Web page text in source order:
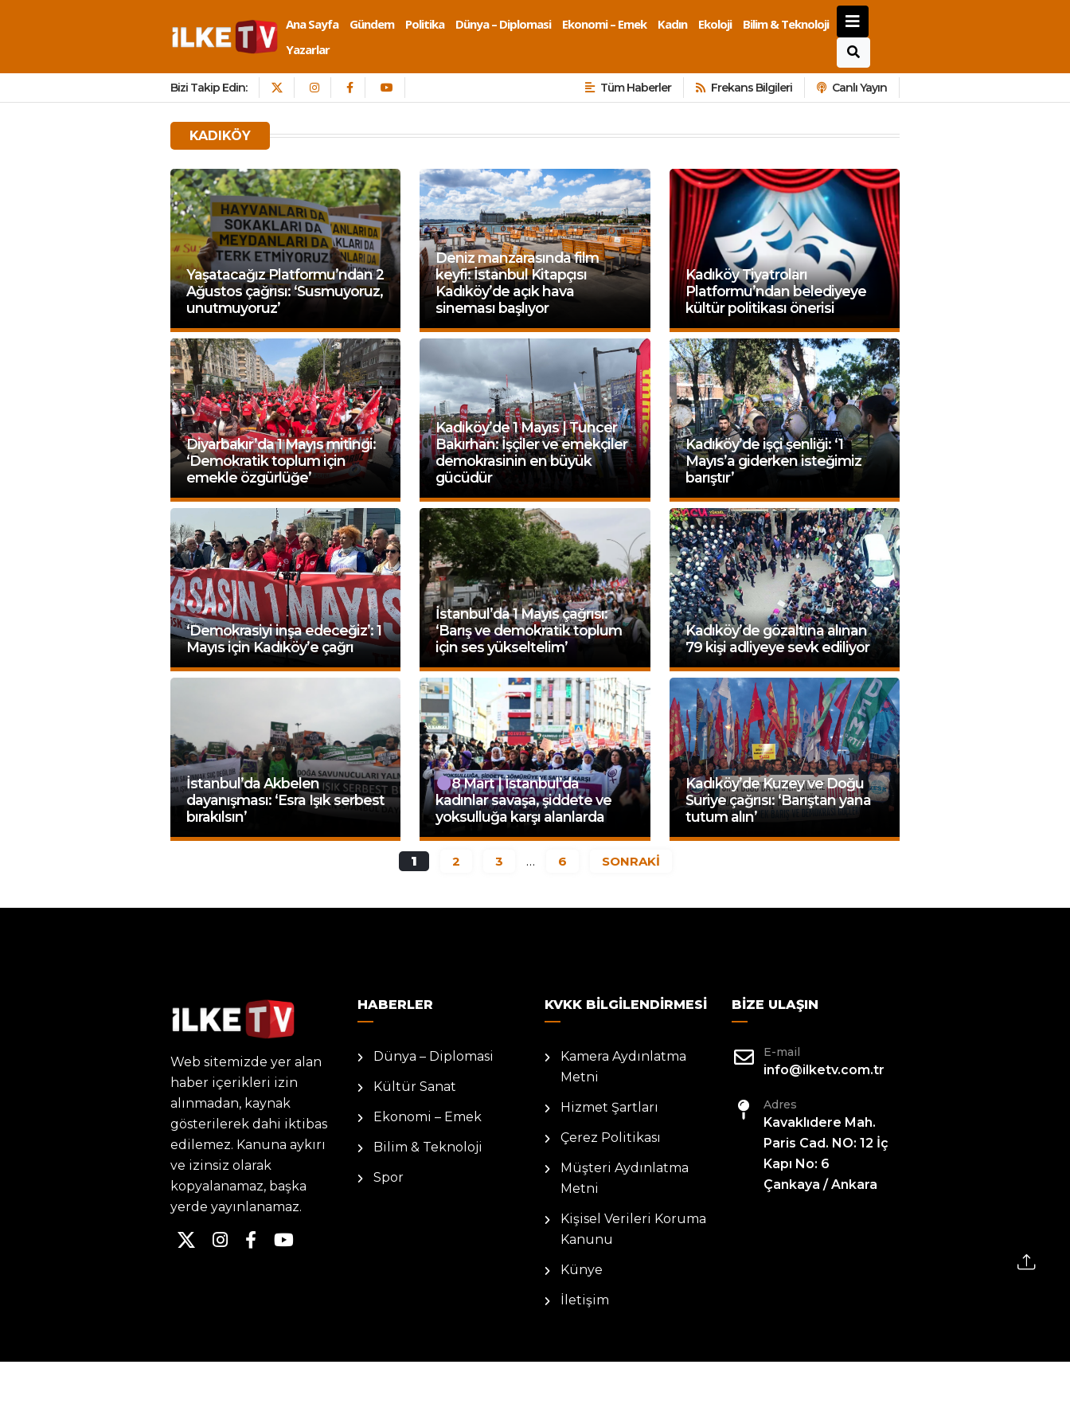
Ana Sayfa Gündem Politika Dünya – Diplomasi Ekonomi – Emek Kadın Ekoloji
Bilim & Teknoloji
Yazarlar
Bizi Takip Edin: Tüm Haberler Frekans Bilgileri Canlı Yayın
KADIKÖY
Yaşatacağız Platformu’ndan 2
Ağustos çağrısı: ‘Susmuyoruz,
unutmuyoruz’
Deniz manzarasında film
keyfi: İstanbul Kitapçısı
Kadıköy’de açık hava
sineması başlıyor
Kadıköy Tiyatroları
Platformu’ndan belediyeye
kültür politikası önerisi
Diyarbakır’da 1 Mayıs mitingi:
‘Demokratik toplum için
emekle özgürlüğe’
Kadıköy’de 1 Mayıs | Tuncer
Bakırhan: İşçiler ve emekçiler
demokrasinin en büyük
gücüdür
Kadıköy’de işçi şenliği: ‘1
Mayıs’a giderken isteğimiz
barıştır’
‘Demokrasiyi inşa edeceğiz’: 1
Mayıs için Kadıköy’e çağrı
İstanbul’da 1 Mayıs çağrısı:
‘Barış ve demokratik toplum
için ses yükseltelim’
Kadıköy’de gözaltına alınan
79 kişi adliyeye sevk ediliyor
İstanbul’da Akbelen
dayanışması: ‘Esra Işık serbest
bırakılsın’
8 Mart | İstanbul’da
kadınlar savaşa, şiddete ve
yoksulluğa karşı alanlarda
Kadıköy’de Kuzey ve Doğu
Suriye çağrısı: ‘Barıştan yana
tutum alın’
1 2 3 … 6 SONRAKİ
Web sitemizde yer alan
haber içerikleri izin
alınmadan, kaynak
gösterilerek dahi iktibas
edilemez. Kanuna aykırı
ve izinsiz olarak
kopyalanamaz, başka
yerde yayınlanamaz.
HABERLER
Dünya – Diplomasi
Kültür Sanat
Ekonomi – Emek
Bilim & Teknoloji
Spor
KVKK BILGILENDIRMESI
Kamera Aydınlatma
Metni
Hizmet Şartları
Çerez Politikası
Müşteri Aydınlatma
Metni
Kişisel Verileri Koruma
Kanunu
Künye
İletişim
BIZE ULAŞIN
E-mail
info@ilketv.com.tr
Adres
Kavaklıdere Mah.
Paris Cad. NO: 12 İç
Kapı No: 6
Çankaya / Ankara